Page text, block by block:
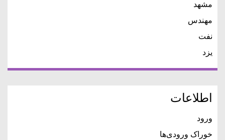
مشهد
مهندس
نفت
یزد
اطلاعات
ورود
خوراک ورودی‌ها